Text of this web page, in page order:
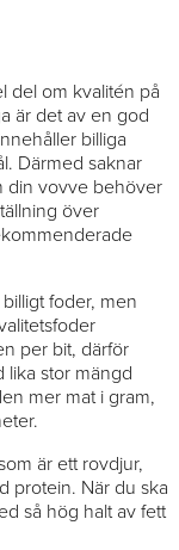
del om kvalitén på
är det av en god
billiga
Därmed saknar
din vovve behöver
över
foder, men
per bit, därför
stor mängd
mer mat i gram,
är ett rovdjur,
protein. När du ska
så hög halt av fett